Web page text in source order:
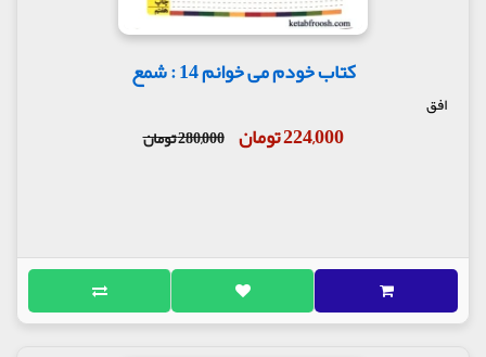
کتاب خودم می خوانم 14 : شمع
افق
224,000 تومان 280,000 تومان